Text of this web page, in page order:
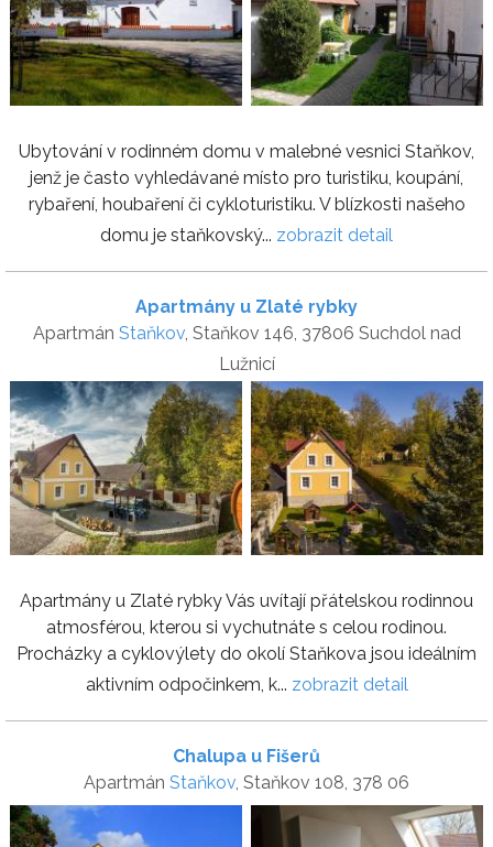
Ubytování v rodinném domu v malebné vesnici Staňkov,
jenž je často vyhledávané místo pro turistiku, koupání,
rybaření, houbaření či cykloturistiku. V blízkosti našeho
domu je staňkovský... zobrazit detail
Apartmány u Zlaté rybky
Apartmán Staňkov, Staňkov 146, 37806 Suchdol nad
Lužnicí
Apartmány u Zlaté rybky Vás uvítají přátelskou rodinnou
atmosférou, kterou si vychutnáte s celou rodinou.
Procházky a cyklovýlety do okolí Staňkova jsou ideálním
aktivním odpočinkem, k... zobrazit detail
Chalupa u Fišerů
Apartmán Staňkov, Staňkov 108, 378 06